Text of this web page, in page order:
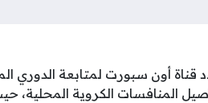
المنافسات الكروية المحلية،